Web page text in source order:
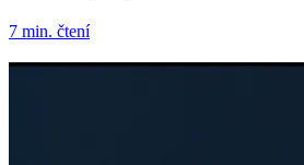
7 min. čtení